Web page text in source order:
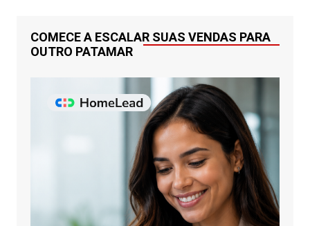
COMECE A ESCALAR SUAS VENDAS PARA
OUTRO PATAMAR